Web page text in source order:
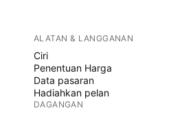
ALATAN & LANGGANAN
Ciri
Penentuan Harga
Data pasaran
Hadiahkan pelan
DAGANGAN